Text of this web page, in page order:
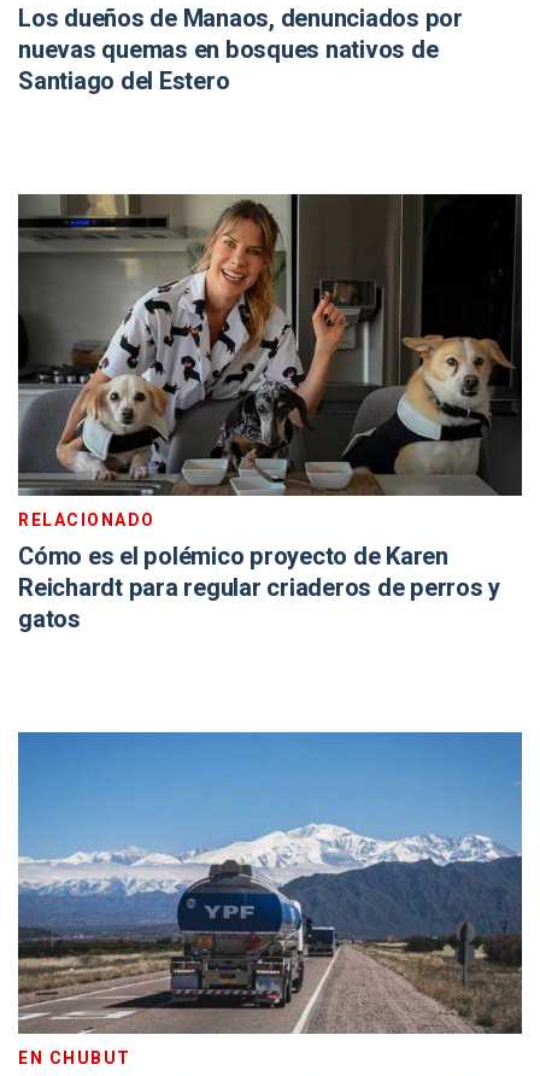
Los dueños de Manaos, denunciados por
nuevas quemas en bosques nativos de
Santiago del Estero
RELACIONADO
Cómo es el polémico proyecto de Karen
Reichardt para regular criaderos de perros y
gatos
EN CHUBUT